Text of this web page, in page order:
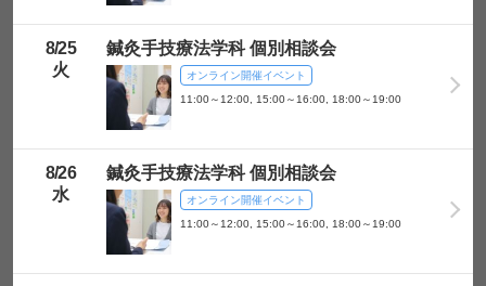
以下は任意項目です
確認画面へ
8/25
火
鍼灸手技療法学科 個別相談会
オンライン開催イベント
11:00～12:00, 15:00～16:00, 18:00～19:00
8/26
水
鍼灸手技療法学科 個別相談会
オンライン開催イベント
11:00～12:00, 15:00～16:00, 18:00～19:00